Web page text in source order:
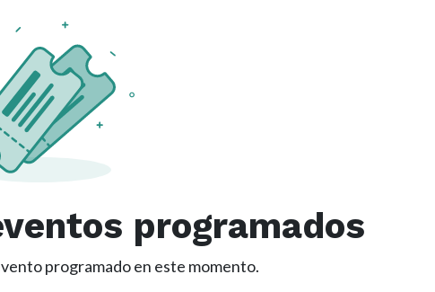
programados
programado en este momento.